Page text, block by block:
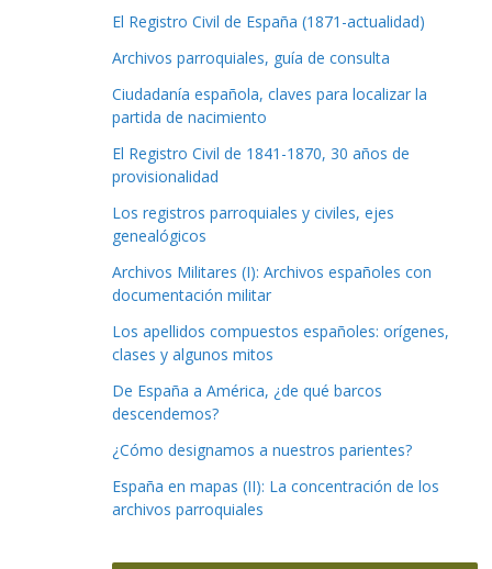
El Registro Civil de España (1871-actualidad)
Archivos parroquiales, guía de consulta
Ciudadanía española, claves para localizar la
partida de nacimiento
El Registro Civil de 1841-1870, 30 años de
provisionalidad
Los registros parroquiales y civiles, ejes
genealógicos
Archivos Militares (I): Archivos españoles con
documentación militar
Los apellidos compuestos españoles: orígenes,
clases y algunos mitos
De España a América, ¿de qué barcos
descendemos?
¿Cómo designamos a nuestros parientes?
España en mapas (II): La concentración de los
archivos parroquiales